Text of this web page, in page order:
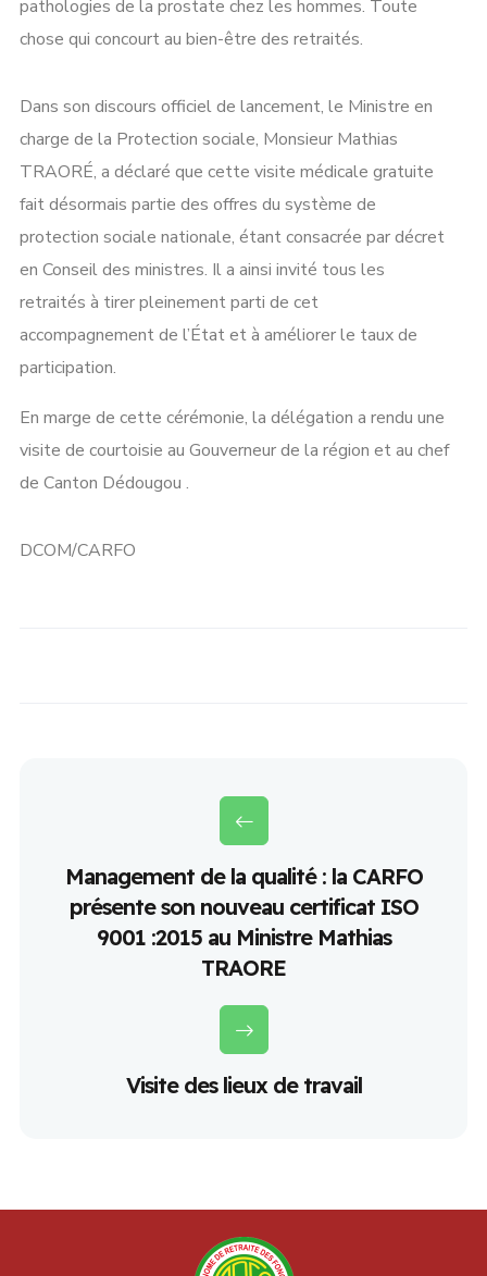
pathologies de la prostate chez les hommes. Toute
chose qui concourt au bien-être des retraités.
Dans son discours officiel de lancement, le Ministre en
charge de la Protection sociale, Monsieur Mathias
TRAORÉ, a déclaré que cette visite médicale gratuite
fait désormais partie des offres du système de
protection sociale nationale, étant consacrée par décret
en Conseil des ministres. Il a ainsi invité tous les
retraités à tirer pleinement parti de cet
accompagnement de l’État et à améliorer le taux de
participation.
En marge de cette cérémonie, la délégation a rendu une
visite de courtoisie au Gouverneur de la région et au chef
de Canton Dédougou .
DCOM/CARFO
Management de la qualité : la CARFO
présente son nouveau certificat ISO
9001 :2015 au Ministre Mathias
TRAORE
Visite des lieux de travail